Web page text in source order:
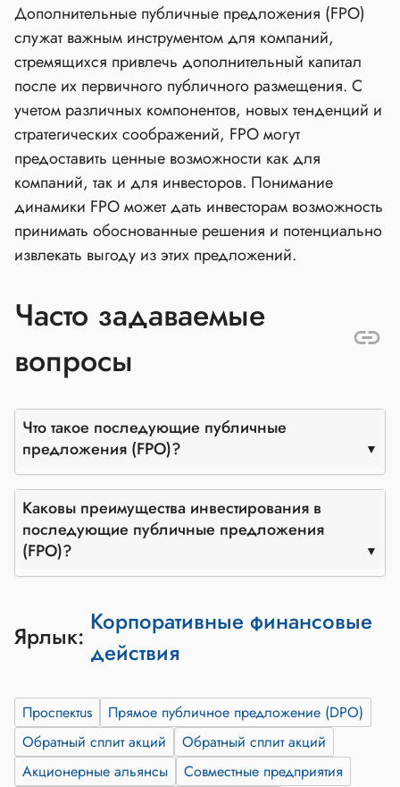
Дополнительные публичные предложения (FPO)
служат важным инструментом для компаний,
стремящихся привлечь дополнительный капитал
после их первичного публичного размещения. С
учетом различных компонентов, новых тенденций и
стратегических соображений, FPO могут
предоставить ценные возможности как для
компаний, так и для инвесторов. Понимание
динамики FPO может дать инвесторам возможность
принимать обоснованные решения и потенциально
извлекать выгоду из этих предложений.
Часто задаваемые
вопросы
Что такое последующие публичные
предложения (FPO)?
Каковы преимущества инвестирования в
последующие публичные предложения
(FPO)?
Ярлык: Корпоративные финансовые
действия
Проспектus
Прямое публичное предложение (DPO)
Обратный сплит акций
Обратный сплит акций
Акционерные альянсы
Совместные предприятия